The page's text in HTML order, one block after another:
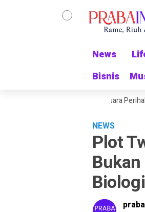
News
Bisnis
News
Bisnis
Pengacara MSB Buka Suara Perihal Kasus
NEWS
Plot